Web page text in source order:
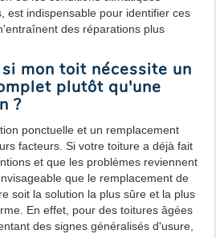
est indispensable pour identifier ces
des réparations plus
mon toit nécessite un
plutôt qu'une
?
ponctuelle et un remplacement
facteurs. Si votre toiture a déjà fait
et que les problèmes reviennent
que le remplacement de
soit la solution la plus sûre et la plus
En effet, pour des toitures âgées
des signes généralisés d'usure,